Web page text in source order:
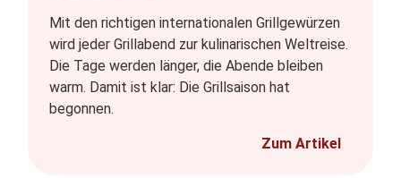
Mit den richtigen internationalen Grillgewürzen
wird jeder Grillabend zur kulinarischen Weltreise.
Die Tage werden länger, die Abende bleiben
warm. Damit ist klar: Die Grillsaison hat
begonnen.
Zum Artikel